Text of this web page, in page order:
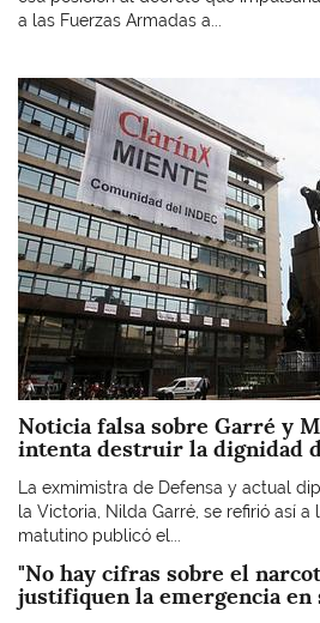
a las Fuerzas Armadas a...
Imagen
Noticia falsa sobre Garré y
intenta destruir la dignidad
La exmimistra de Defensa y actual
la Victoria, Nilda Garré, se refirió así
matutino publicó el...
"No hay cifras sobre el
justifiquen la emergencia en